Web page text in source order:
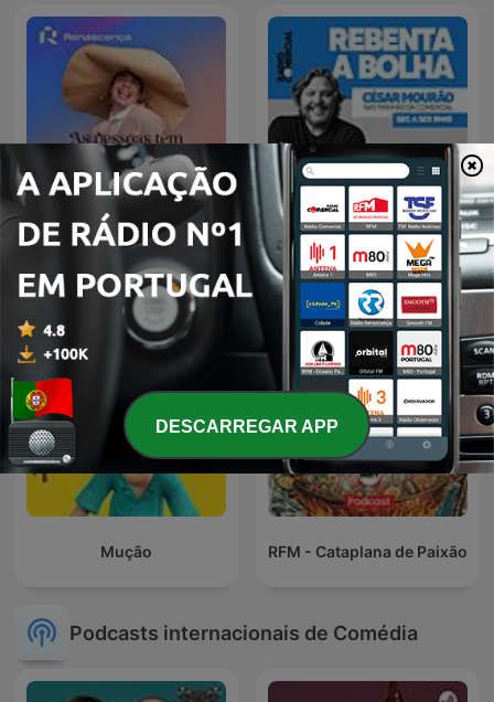
Renascença - As pessoas
têm que se acalmar,
imediatamente!
Rebenta a Bolha com
César Mourão
Mução RFM - Cataplana de Paixão
Podcasts internacionais de Comédia
DESCARREGAR APP